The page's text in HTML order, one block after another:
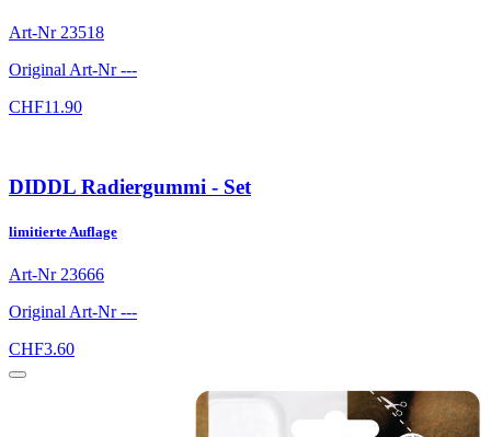
Art-Nr 23518
Original Art-Nr---
CHF11.90
DIDDL Radiergummi - Set
limitierte Auflage
Art-Nr 23666
Original Art-Nr---
CHF3.60